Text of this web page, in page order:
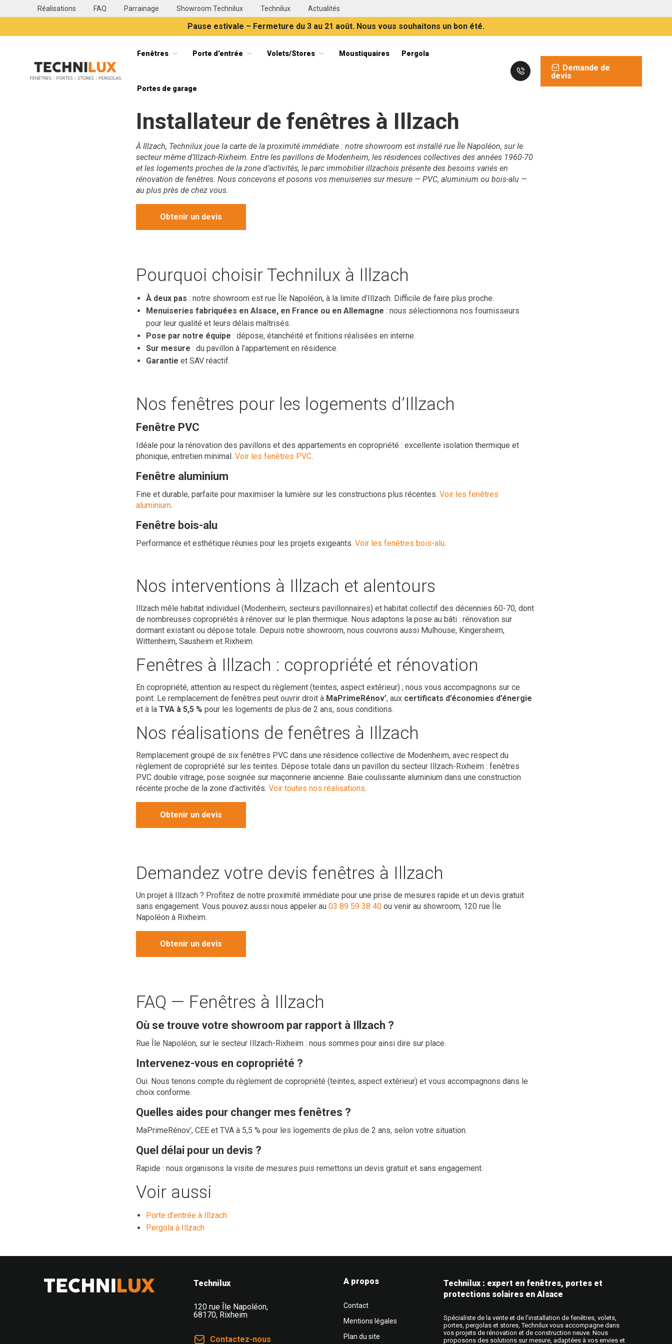
Réalisations FAQ Parrainage Showroom Technilux Technilux Actualités
Pause estivale – Fermeture du 3 au 21 août. Nous vous souhaitons un bon été.
Technilux TECHNILUX votre installateur de fenêtres, volets, portes et stores en Alsace
Fenêtres Porte d’entrée Volets/Stores Moustiquaires Pergola
Portes de garage
Demande de
devis
Installateur de fenêtres à Illzach
À Illzach, Technilux joue la carte de la proximité immédiate : notre showroom est installé rue Île Napoléon, sur le
secteur même d’Illzach-Rixheim. Entre les pavillons de Modenheim, les résidences collectives des années 1960-70
et les logements proches de la zone d’activités, le parc immobilier illzachois présente des besoins variés en
rénovation de fenêtres. Nous concevons et posons vos menuiseries sur mesure — PVC, aluminium ou bois-alu —
au plus près de chez vous.
Obtenir un devis
Pourquoi choisir Technilux à Illzach
À deux pas : notre showroom est rue Île Napoléon, à la limite d’Illzach. Difficile de faire plus proche.
Menuiseries fabriquées en Alsace, en France ou en Allemagne : nous sélectionnons nos fournisseurs
pour leur qualité et leurs délais maîtrisés.
Pose par notre équipe : dépose, étanchéité et finitions réalisées en interne.
Sur mesure : du pavillon à l’appartement en résidence.
Garantie et SAV réactif.
Nos fenêtres pour les logements d’Illzach
Fenêtre PVC
Idéale pour la rénovation des pavillons et des appartements en copropriété : excellente isolation thermique et
phonique, entretien minimal. Voir les fenêtres PVC.
Fenêtre aluminium
Fine et durable, parfaite pour maximiser la lumière sur les constructions plus récentes. Voir les fenêtres
aluminium.
Fenêtre bois-alu
Performance et esthétique réunies pour les projets exigeants. Voir les fenêtres bois-alu.
Nos interventions à Illzach et alentours
Illzach mêle habitat individuel (Modenheim, secteurs pavillonnaires) et habitat collectif des décennies 60-70, dont
de nombreuses copropriétés à rénover sur le plan thermique. Nous adaptons la pose au bâti : rénovation sur
dormant existant ou dépose totale. Depuis notre showroom, nous couvrons aussi Mulhouse, Kingersheim,
Wittenheim, Sausheim et Rixheim.
Fenêtres à Illzach : copropriété et rénovation
En copropriété, attention au respect du règlement (teintes, aspect extérieur) ; nous vous accompagnons sur ce
point. Le remplacement de fenêtres peut ouvrir droit à MaPrimeRénov’, aux certificats d’économies d’énergie
et à la TVA à 5,5 % pour les logements de plus de 2 ans, sous conditions.
Nos réalisations de fenêtres à Illzach
Remplacement groupé de six fenêtres PVC dans une résidence collective de Modenheim, avec respect du
règlement de copropriété sur les teintes. Dépose totale dans un pavillon du secteur Illzach-Rixheim : fenêtres
PVC double vitrage, pose soignée sur maçonnerie ancienne. Baie coulissante aluminium dans une construction
récente proche de la zone d’activités. Voir toutes nos réalisations.
Obtenir un devis
Demandez votre devis fenêtres à Illzach
Un projet à Illzach ? Profitez de notre proximité immédiate pour une prise de mesures rapide et un devis gratuit
sans engagement. Vous pouvez aussi nous appeler au 03 89 59 38 40 ou venir au showroom, 120 rue Île
Napoléon à Rixheim.
Obtenir un devis
FAQ — Fenêtres à Illzach
Où se trouve votre showroom par rapport à Illzach ?
Rue Île Napoléon, sur le secteur Illzach-Rixheim : nous sommes pour ainsi dire sur place.
Intervenez-vous en copropriété ?
Oui. Nous tenons compte du règlement de copropriété (teintes, aspect extérieur) et vous accompagnons dans le
choix conforme.
Quelles aides pour changer mes fenêtres ?
MaPrimeRénov’, CEE et TVA à 5,5 % pour les logements de plus de 2 ans, selon votre situation.
Quel délai pour un devis ?
Rapide : nous organisons la visite de mesures puis remettons un devis gratuit et sans engagement.
Voir aussi
Porte d’entrée à Illzach
Pergola à Illzach
Technilux TECHNILUX votre installateur de fenêtres, volets, portes et stores en Alsace
Technilux
120 rue Île Napoléon,
68170, Rixheim
Contactez-nous
A propos
Contact
Mentions légales
Plan du site
Technilux : expert en fenêtres, portes et
protections solaires en Alsace
Spécialiste de la vente et de l’installation de fenêtres, volets,
portes, pergolas et stores, Technilux vous accompagne dans
vos projets de rénovation et de construction neuve. Nous
proposons des solutions sur mesure, adaptées à vos envies et